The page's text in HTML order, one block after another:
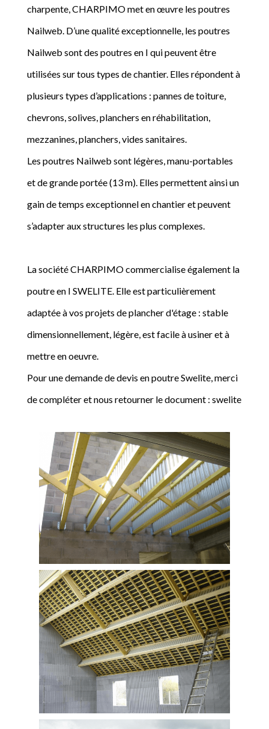
charpente, CHARPIMO met en œuvre les poutres
Nailweb. D’une qualité exceptionnelle, les poutres
Nailweb sont des poutres en I qui peuvent être
utilisées sur tous types de chantier. Elles répondent à
plusieurs types d’applications : pannes de toiture,
chevrons, solives, planchers en réhabilitation,
mezzanines, planchers, vides sanitaires.
Les poutres Nailweb sont légères, manu-portables
et de grande portée (13 m). Elles permettent ainsi un
gain de temps exceptionnel en chantier et peuvent
s’adapter aux structures les plus complexes.
La société CHARPIMO commercialise également la
poutre en I SWELITE. Elle est particulièrement
adaptée à vos projets de plancher d'étage : stable
dimensionnellement, légère, est facile à usiner et à
mettre en oeuvre.
Pour une demande de devis en poutre Swelite, merci
de compléter et nous retourner le document : swelite